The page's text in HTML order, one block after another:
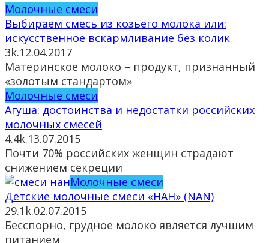
Молочные смеси
Выбираем смесь из козьего молока или:
искусственное вскармливание без колик
3k.12.04.2017
Материнское молоко – продукт, признанный
«золотым стандартом»
Молочные смеси
Агуша: достоинства и недостатки российских
молочных смесей
4.4k.13.07.2015
Почти 70% российских женщин страдают
снижением секреции
Молочные смеси
Детские молочные смеси «НАН» (NAN)
29.1k.02.07.2015
Бесспорно, грудное молоко является лучшим
питанием